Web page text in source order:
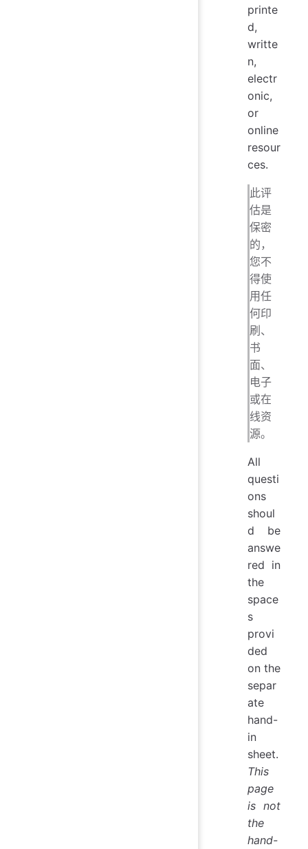
printe
d,
writte
n,
electr
onic,
or
online
resour
ces.
此评
估是
保密
的，
您不
得使
用任
何印
刷、
书
面、
电子
或在
线资
源。
All
questi
ons
shoul
d be
answe
red in
the
space
s
provi
ded
on the
separ
ate
hand-
in
sheet.
This
page
is not
the
hand-